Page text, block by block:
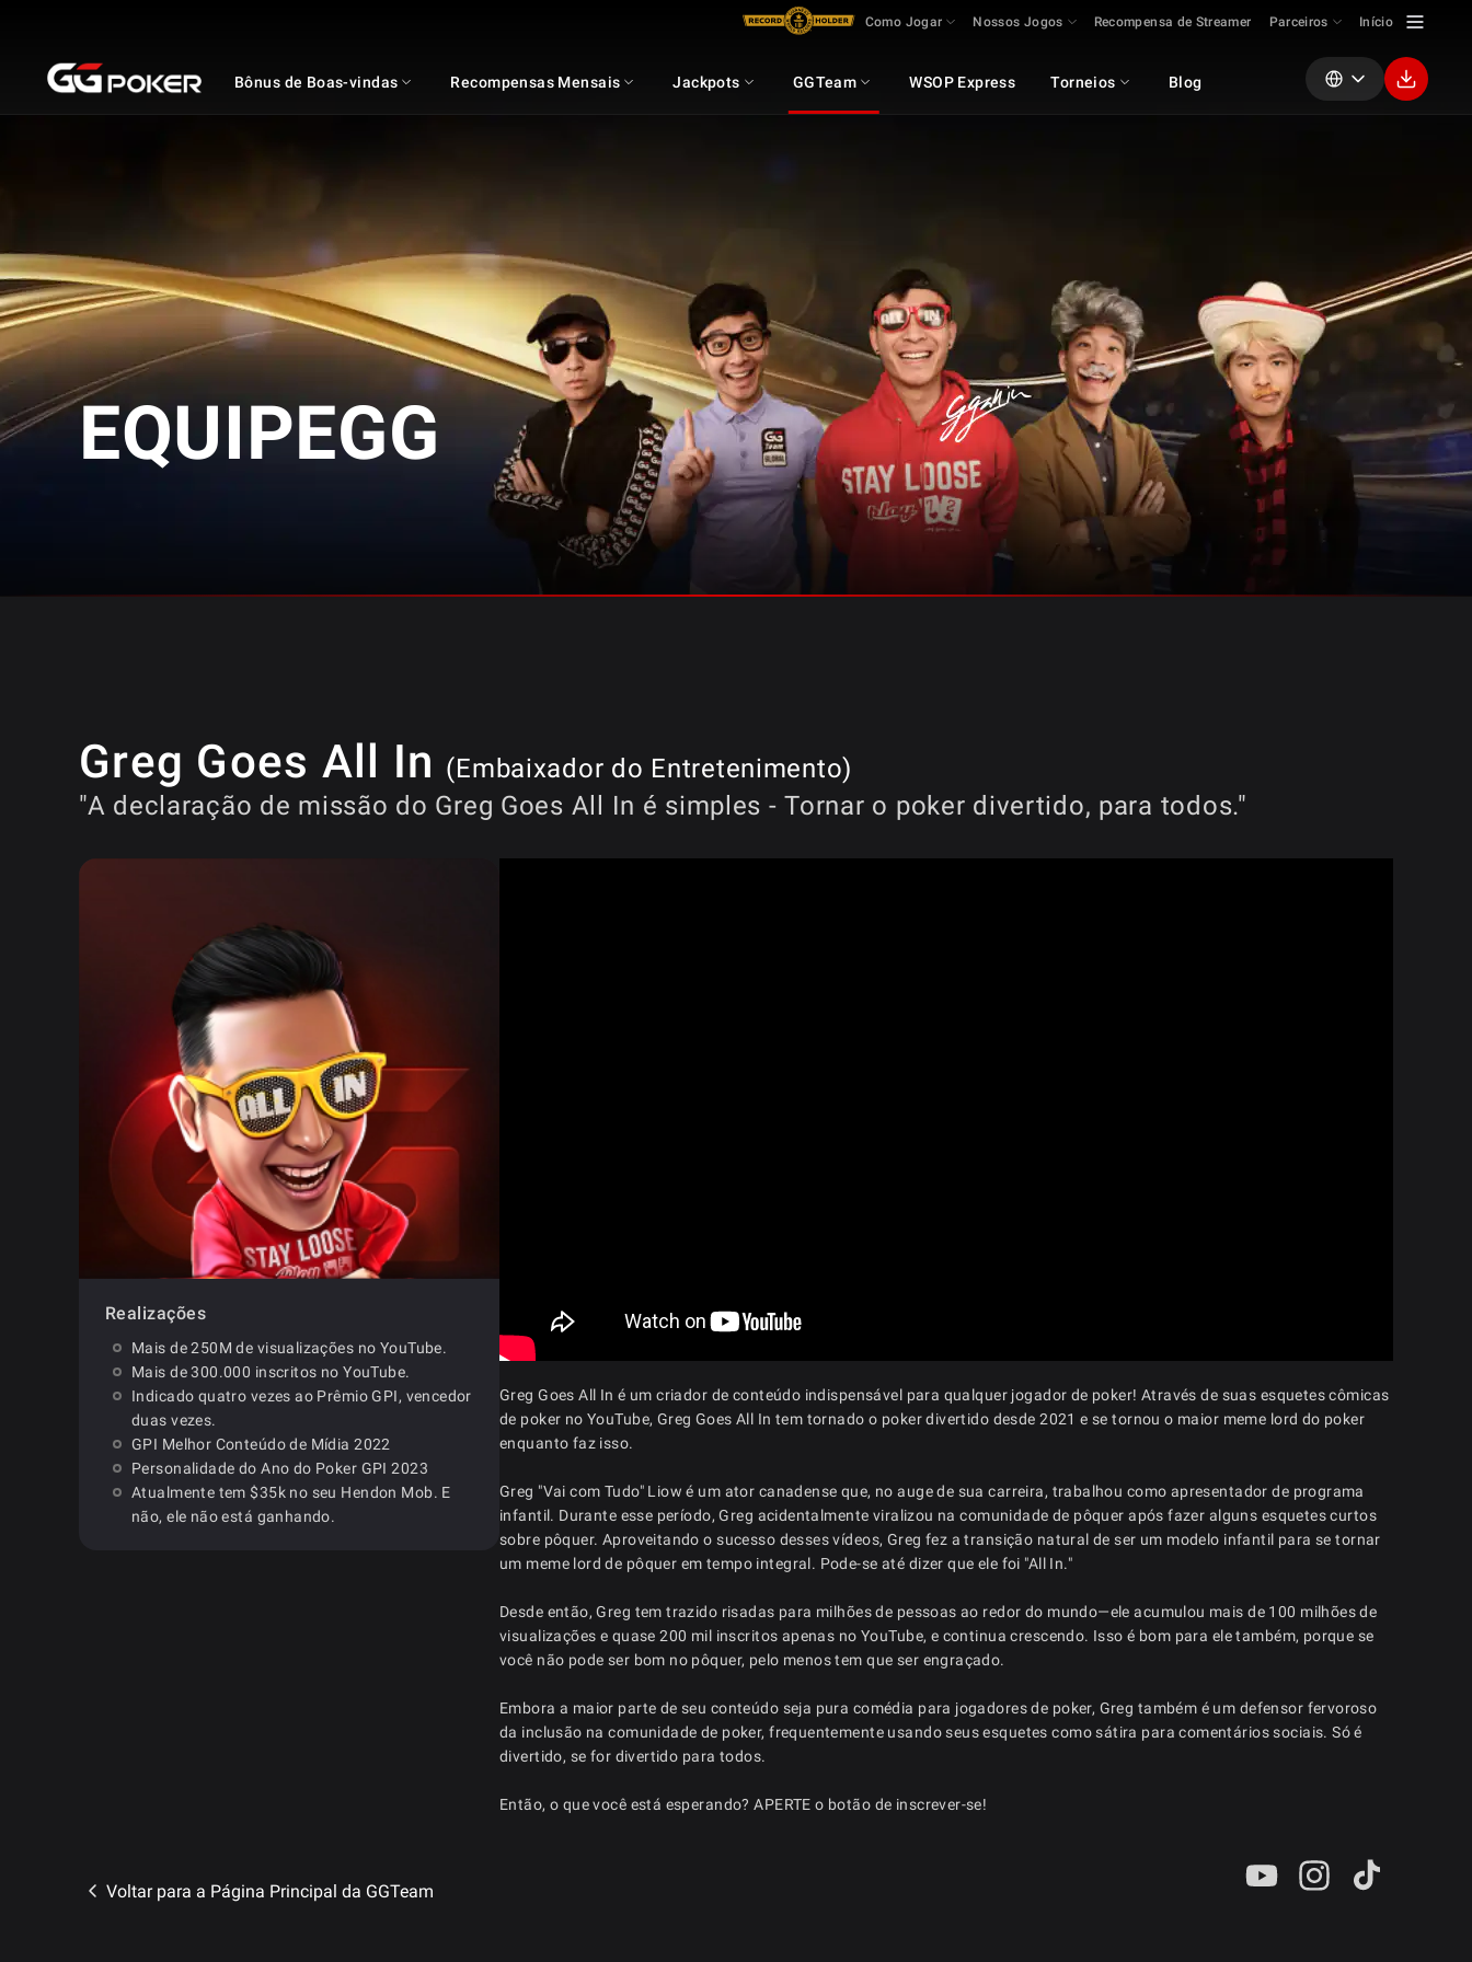
Como Jogar Nossos Jogos Recompensa de Streamer Parceiros Início
Bônus de Boas-vindas Recompensas Mensais Jackpots GGTeam WSOP Express Torneios Blog
EQUIPEGG
Greg Goes All In (Embaixador do Entretenimento)
"A declaração de missão do Greg Goes All In é simples - Tornar o poker divertido, para todos."
Realizações
Mais de 250M de visualizações no YouTube.
Mais de 300.000 inscritos no YouTube.
Indicado quatro vezes ao Prêmio GPI, vencedor
duas vezes.
GPI Melhor Conteúdo de Mídia 2022
Personalidade do Ano do Poker GPI 2023
Atualmente tem $35k no seu Hendon Mob. E
não, ele não está ganhando.
Greg Goes All In é um criador de conteúdo indispensável para qualquer jogador de poker! Através de suas esquetes cômicas
de poker no YouTube, Greg Goes All In tem tornado o poker divertido desde 2021 e se tornou o maior meme lord do poker
enquanto faz isso.
Greg "Vai com Tudo" Liow é um ator canadense que, no auge de sua carreira, trabalhou como apresentador de programa
infantil. Durante esse período, Greg acidentalmente viralizou na comunidade de pôquer após fazer alguns esquetes curtos
sobre pôquer. Aproveitando o sucesso desses vídeos, Greg fez a transição natural de ser um modelo infantil para se tornar
um meme lord de pôquer em tempo integral. Pode-se até dizer que ele foi "All In."
Desde então, Greg tem trazido risadas para milhões de pessoas ao redor do mundo—ele acumulou mais de 100 milhões de
visualizações e quase 200 mil inscritos apenas no YouTube, e continua crescendo. Isso é bom para ele também, porque se
você não pode ser bom no pôquer, pelo menos tem que ser engraçado.
Embora a maior parte de seu conteúdo seja pura comédia para jogadores de poker, Greg também é um defensor fervoroso
da inclusão na comunidade de poker, frequentemente usando seus esquetes como sátira para comentários sociais. Só é
divertido, se for divertido para todos.
Então, o que você está esperando? APERTE o botão de inscrever-se!
Voltar para a Página Principal da GGTeam